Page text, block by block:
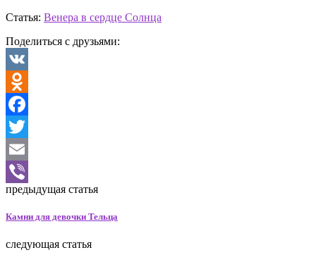
Статья: Венера в сердце Солнца
Поделиться с друзьями:
VK
Odnoklassniki
Facebook
Twitter
Email
Viber
предыдущая статья
Камни для девочки Тельца
следующая статья